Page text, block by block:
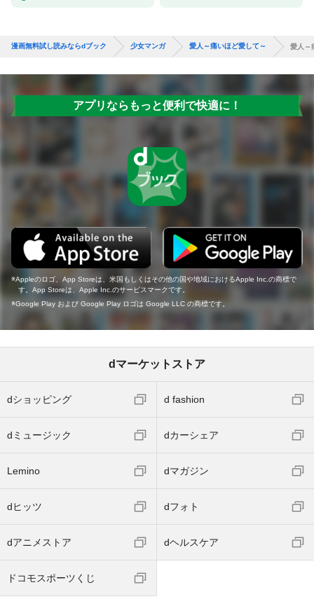
漫画無料試し読みならdブック 少女マンガ 愛人～痛いほど愛して～ 愛人～
アプリならもっと便利で快適に！
Appleのロゴ、App Storeは、米国もしくはその他の国や地域におけるApple Inc.の商標で
す。App Storeは、Apple Inc.のサービスマークです。
Google Play および Google Play ロゴは Google LLC の商標です。
dマーケットストア
dショッピング d fashion
dミュージック dカーシェア
Lemino dマガジン
dヒッツ dフォト
dアニメストア dヘルスケア
ドコモスポーツくじ